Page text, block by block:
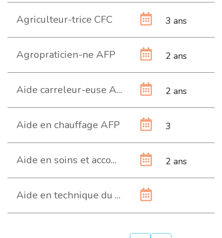
Agriculteur-trice CFC 3 ans
Agropraticien-ne AFP 2 ans
Aide carreleur-euse AFP 2 ans
Aide en chauffage AFP 3
Aide en soins et accompagnement AFP 2 ans
Aide en technique du bâtiment AFP , domaines ferblanterie, chauffage, ventilation ou sanitaire